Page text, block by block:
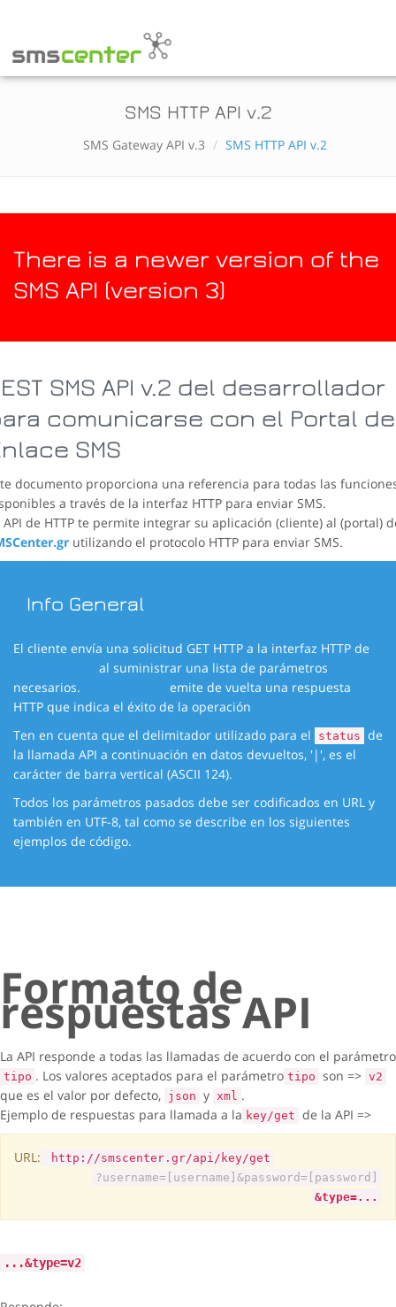
SMS HTTP API v.2
SMS Gateway API v.3 SMS HTTP API v.2
There is a newer version of the
SMS API (version 3)
SMS API v.2 del desarrollador
comunicarse con el Portal de
SMS
documento proporciona una referencia para todas las
a través de la interfaz HTTP para enviar SMS.
API de HTTP te permite integrar su aplicación (cliente) al (portal)
utilizando el protocolo HTTP para enviar SMS.
Info General
El cliente envía una solicitud GET HTTP a la interfaz HTTP de
al suministrar una lista de parámetros
necesarios.
emite de vuelta una respuesta
HTTP que indica el éxito de la operación
Ten en cuenta que el delimitador utilizado para el
status de
la llamada API a continuación en datos devueltos, '|', es el
carácter de barra vertical (ASCII 124).
Todos los parámetros pasados debe ser codificados en URL y
también en UTF-8, tal como se describe en los siguientes
ejemplos de código.
Formato de
respuestas API
La API responde a todas las llamadas de acuerdo con el parámetro
tipo . Los valores aceptados para el parámetro tipo son => v2
que es el valor por defecto, json y xml .
Ejemplo de respuestas para llamada a la key/get de la API =>
URL:
http://smscenter.gr/api/key/get
?username=[username]&password=[password]
&type=...
...&type=v2